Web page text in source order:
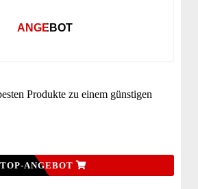
ANGEBOT
Produkte zu einem günstigen
TOP-ANGEBOT